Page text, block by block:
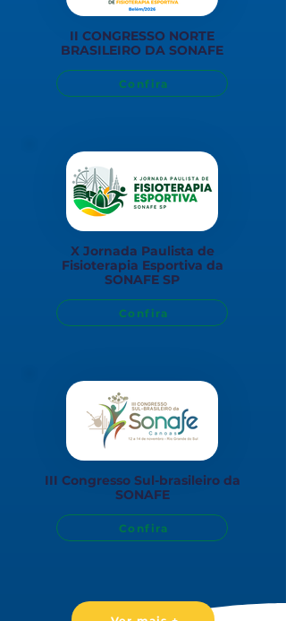
II CONGRESSO NORTE
BRASILEIRO DA SONAFE
Confira
X Jornada Paulista de
Fisioterapia Esportiva da
SONAFE SP
Confira
III Congresso Sul-brasileiro da
SONAFE
Confira